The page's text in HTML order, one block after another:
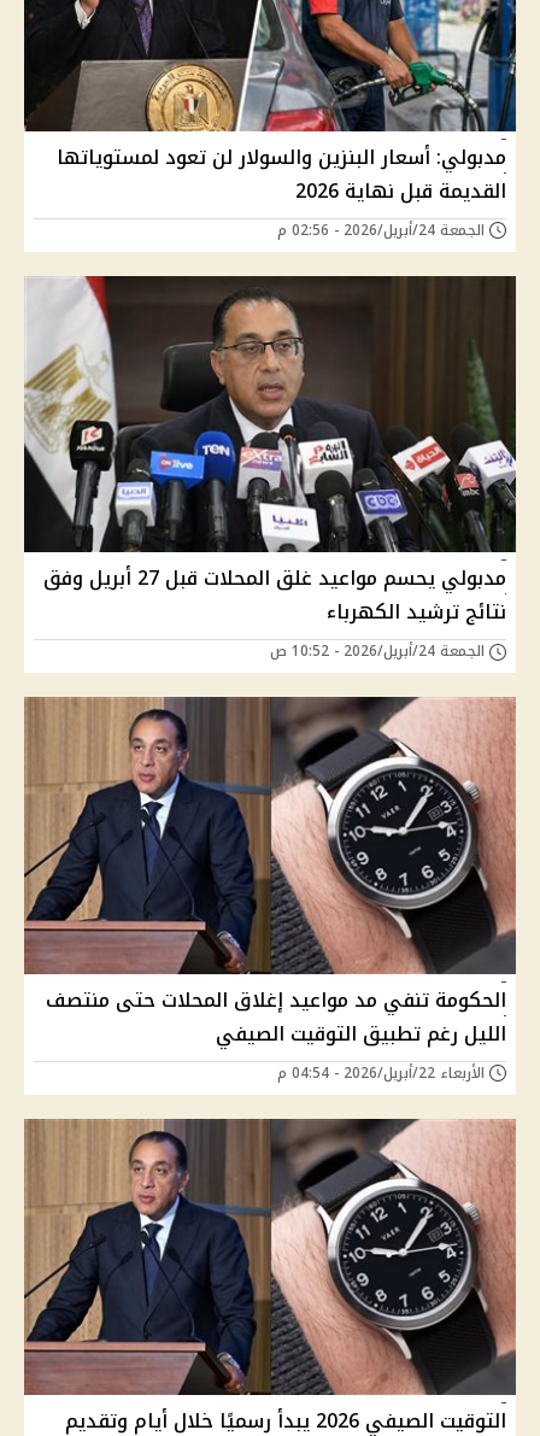
مدبولي: أسعار البنزين والسولار لن تعود لمستوياتها
القديمة قبل نهاية 2026
الجمعة 24/أبريل/2026 - 02:56 م
مدبولي يحسم مواعيد غلق المحلات قبل 27 أبريل وفق
نتائج ترشيد الكهرباء
الجمعة 24/أبريل/2026 - 10:52 ص
الحكومة تنفي مد مواعيد إغلاق المحلات حتى منتصف
الليل رغم تطبيق التوقيت الصيفي
الأربعاء 22/أبريل/2026 - 04:54 م
التوقيت الصيفي 2026 يبدأ رسميًا خلال أيام وتقديم